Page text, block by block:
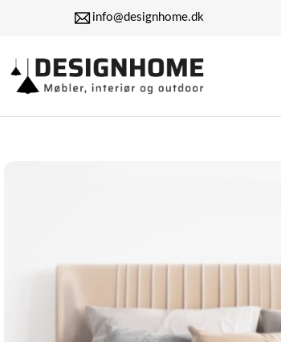
info@designhome.dk